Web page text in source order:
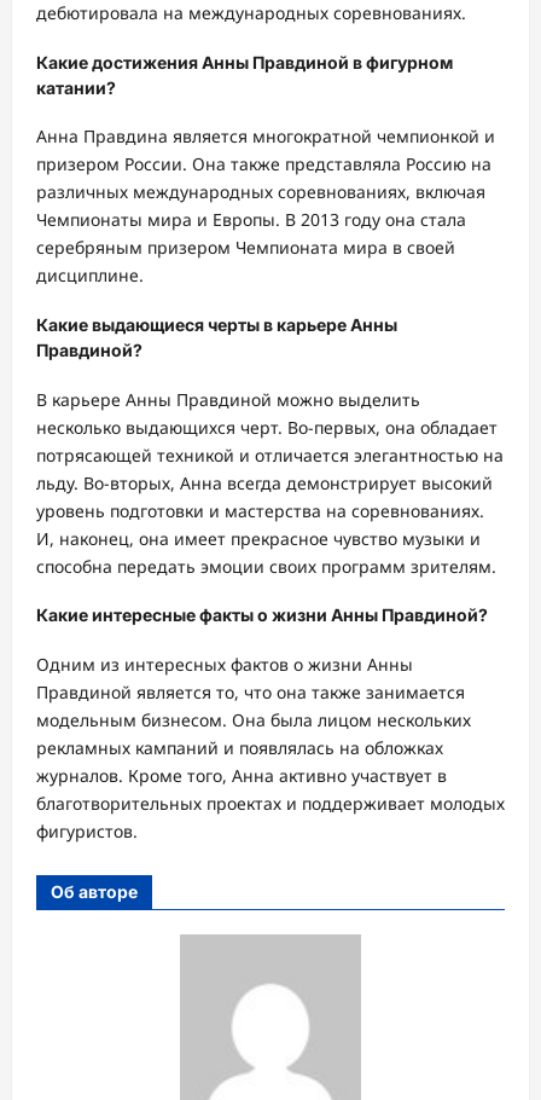
дебютировала на международных соревнованиях.
Какие достижения Анны Правдиной в фигурном
катании?
Анна Правдина является многократной чемпионкой и
призером России. Она также представляла Россию на
различных международных соревнованиях, включая
Чемпионаты мира и Европы. В 2013 году она стала
серебряным призером Чемпионата мира в своей
дисциплине.
Какие выдающиеся черты в карьере Анны
Правдиной?
В карьере Анны Правдиной можно выделить
несколько выдающихся черт. Во-первых, она обладает
потрясающей техникой и отличается элегантностью на
льду. Во-вторых, Анна всегда демонстрирует высокий
уровень подготовки и мастерства на соревнованиях.
И, наконец, она имеет прекрасное чувство музыки и
способна передать эмоции своих программ зрителям.
Какие интересные факты о жизни Анны Правдиной?
Одним из интересных фактов о жизни Анны
Правдиной является то, что она также занимается
модельным бизнесом. Она была лицом нескольких
рекламных кампаний и появлялась на обложках
журналов. Кроме того, Анна активно участвует в
благотворительных проектах и поддерживает молодых
фигуристов.
Об авторе